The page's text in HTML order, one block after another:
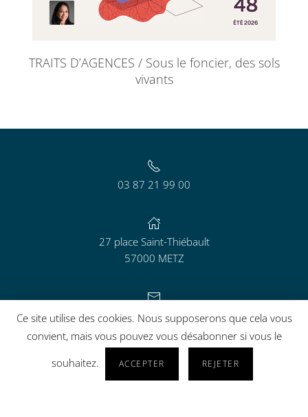
TRAITS D’AGENCES / Sous le foncier, des sols
vivants
03 87 21 99 00
27 place Saint-Thiébault
57000 METZ
contact@aguram.org
Ce site utilise des cookies. Nous supposerons que cela vous
convient, mais vous pouvez vous désabonner si vous le
souhaitez.
ACCEPTER REJETER